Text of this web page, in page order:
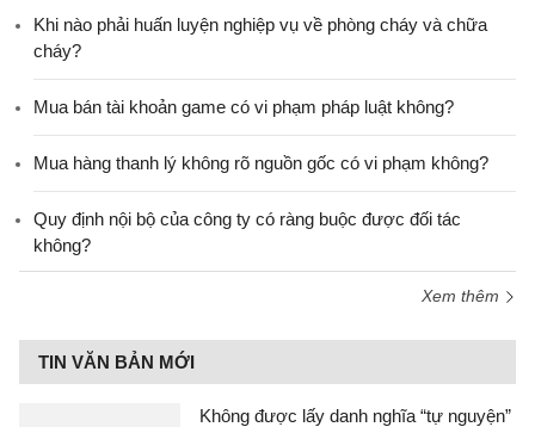
Khi nào phải huấn luyện nghiệp vụ về phòng cháy và chữa
cháy?
Mua bán tài khoản game có vi phạm pháp luật không?
Mua hàng thanh lý không rõ nguồn gốc có vi phạm không?
Quy định nội bộ của công ty có ràng buộc được đối tác
không?
Xem thêm
TIN VĂN BẢN MỚI
Không được lấy danh nghĩa “tự nguyện”